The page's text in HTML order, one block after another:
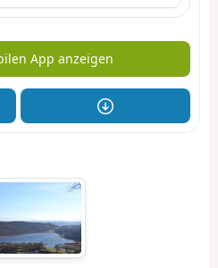
App anzeigen